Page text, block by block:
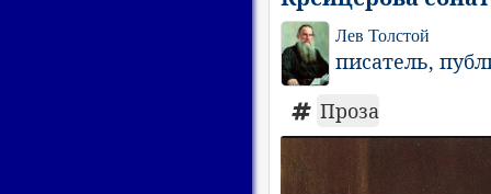
Лев Толстой
писатель,
Проза